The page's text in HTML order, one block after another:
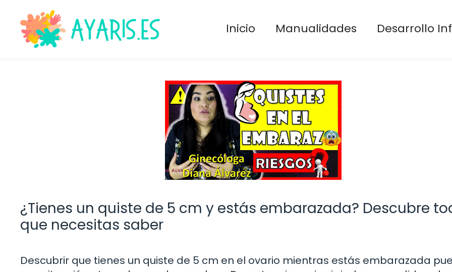
contenido
Inicio Manualidades Desarrollo
¿Tienes un quiste de 5 cm y estás embarazada? Descubre
que necesitas saber
Descubrir que tienes un quiste de 5 cm en el ovario mientras estás embarazada